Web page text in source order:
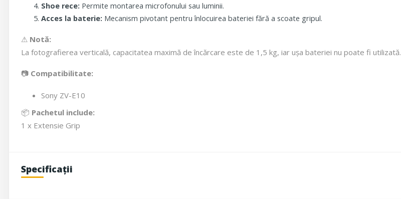
Shoe rece: Permite montarea microfonului sau luminii.
Acces la baterie: Mecanism pivotant pentru înlocuirea bateriei fără a scoate gripul.
⚠ Notă:
La fotografierea verticală, capacitatea maximă de încărcare este de 1,5 kg, iar ușa bateriei nu poate fi utilizată.
📷 Compatibilitate:
Sony ZV-E10
📦 Pachetul include:
1 x Extensie Grip
Specificații